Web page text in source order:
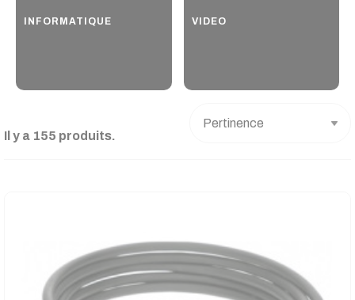
INFORMATIQUE VIDEO
Il y a 155 produits.